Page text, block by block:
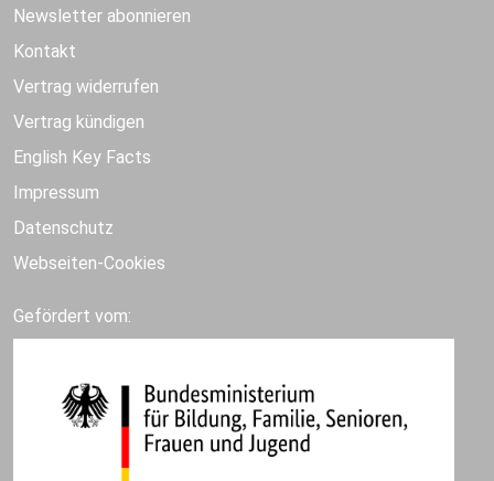
Newsletter abonnieren
Kontakt
Vertrag widerrufen
Vertrag kündigen
English Key Facts
Impressum
Datenschutz
Webseiten-Cookies
Gefördert vom: